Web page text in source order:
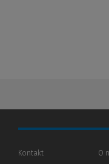
Kontakt
O